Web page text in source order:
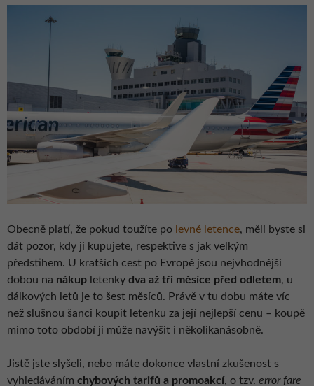
Obecně platí, že pokud toužíte po levné letence, měli byste si
dát pozor, kdy ji kupujete, respektive s jak velkým
předstihem. U kratších cest po Evropě jsou nejvhodnější
dobou na nákup letenky dva až tři měsíce před odletem, u
dálkových letů je to šest měsíců. Právě v tu dobu máte víc
než slušnou šanci koupit letenku za její nejlepší cenu – koupě
mimo toto období ji může navýšit i několikanásobně.
Jistě jste slyšeli, nebo máte dokonce vlastní zkušenost s
vyhledáváním chybových tarifů a promoakcí, o tzv. error fare